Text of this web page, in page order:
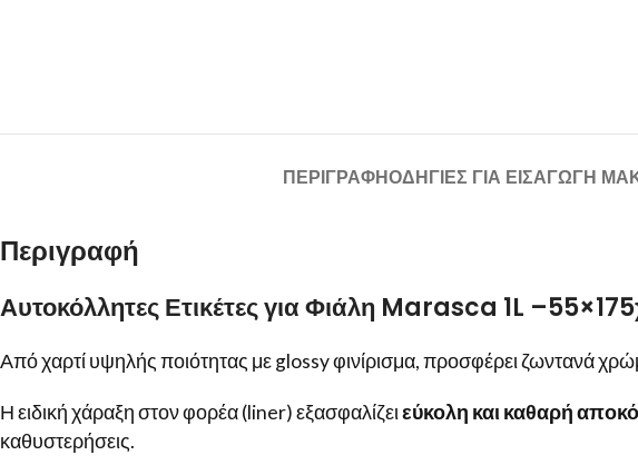
ΠΕΡΙΓΡΑΦΉΟΔΗΓΙΕΣ ΓΙΑ ΕΙΣΑΓΩΓΗ
Περιγραφή
Αυτοκόλλητες Ετικέτες για Φιάλη Marasca 1L
Από χαρτί υψηλής ποιότητας με glossy φινίρισμα, προσφέρει ζωντανά
Η ειδική χάραξη στον φορέα (liner) εξασφαλίζειεύκολη και καθαρή
καθυστερήσεις.